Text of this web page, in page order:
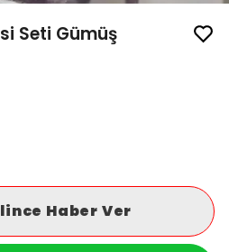
Seti Gümüş
Haber Ver